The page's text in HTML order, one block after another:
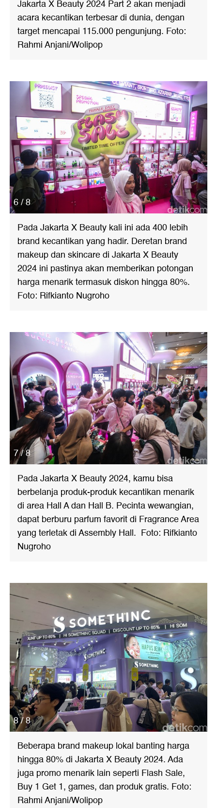
Jakarta X Beauty 2024 Part 2 akan menjadi
acara kecantikan terbesar di dunia, dengan
target mencapai 115.000 pengunjung. Foto:
Rahmi Anjani/Wolipop
6 / 8
Pada Jakarta X Beauty kali ini ada 400 lebih
brand kecantikan yang hadir. Deretan brand
makeup dan skincare di Jakarta X Beauty
2024 ini pastinya akan memberikan potongan
harga menarik termasuk diskon hingga 80%.
Foto: Rifkianto Nugroho
7 / 8
Pada Jakarta X Beauty 2024, kamu bisa
berbelanja produk-produk kecantikan menarik
di area Hall A dan Hall B. Pecinta wewangian,
dapat berburu parfum favorit di Fragrance Area
yang terletak di Assembly Hall. Foto: Rifkianto
Nugroho
8 / 8
Beberapa brand makeup lokal banting harga
hingga 80% di Jakarta X Beauty 2024. Ada
juga promo menarik lain seperti Flash Sale,
Buy 1 Get 1, games, dan produk gratis. Foto:
Rahmi Anjani/Wolipop